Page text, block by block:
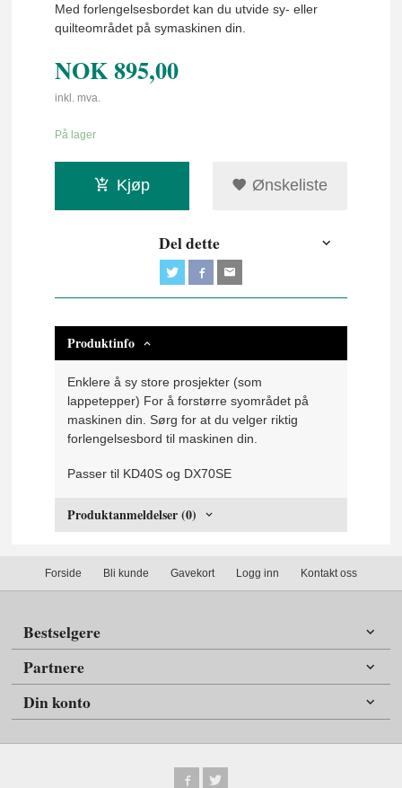
Med forlengelsesbordet kan du utvide sy- eller
quilteområdet på symaskinen din.
NOK895,00
inkl. mva.
På lager
Kjøp Ønskeliste
Del dette
Produktinfo
Enklere å sy store prosjekter (som
lappetepper) For å forstørre syområdet på
maskinen din. Sørg for at du velger riktig
forlengelsesbord til maskinen din.
Passer til KD40S og DX70SE
Produktanmeldelser (0)
Forside Bli kunde Gavekort Logg inn Kontakt oss
Bestselgere
Partnere
Din konto